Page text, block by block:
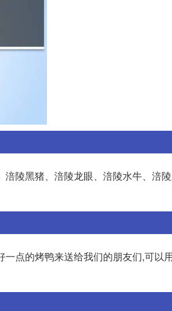
陵黑猪、涪陵龙眼、涪陵水牛、涪
点的烤鸭来送给我们的朋友们,可以